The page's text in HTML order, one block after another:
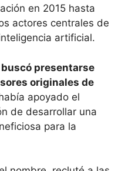
en 2015 hasta
actores centrales de
artificial.
presentarse
originales de
apoyado el
de desarrollar una
para la